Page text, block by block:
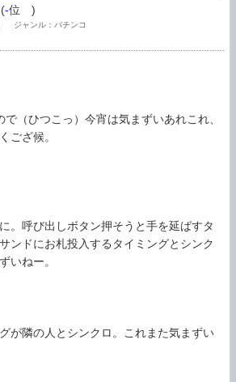
-位 )
ジャンル：パチンコ
（ひつこっ）今宵は気まずいあれこれ、
ござ候。
。呼び出しボタン押そうと手を延ばすタ
ンドにお札投入するタイミングとシンク
いねー。
が隣の人とシンクロ。これまた気まずい